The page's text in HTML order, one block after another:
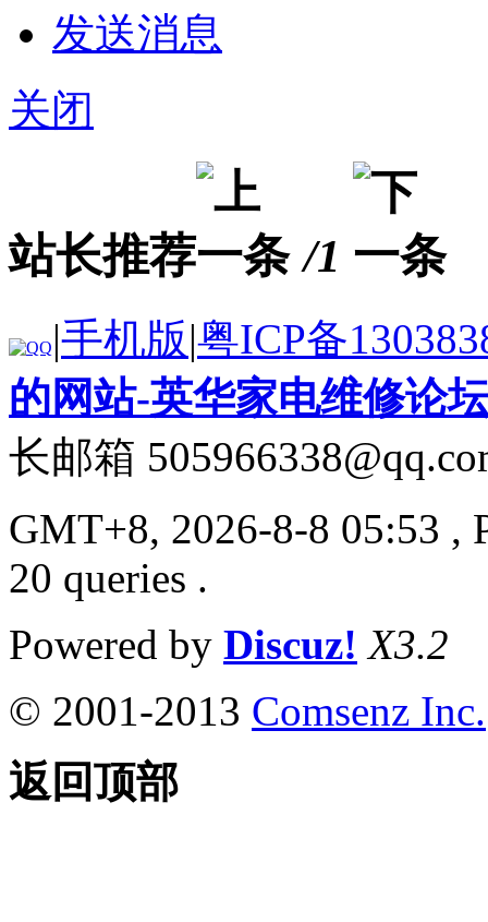
发送消息
关闭
站长推荐 /1
|手机版|粤ICP备
的网站-英华家电维修论
长邮箱
GMT+8, 2026-8-8 05:53 ,
20 queries .
Powered by Discuz! X3.2
© 2001-2013 Comsenz Inc.
返回顶部